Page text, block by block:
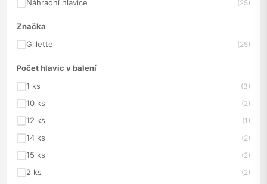
Náhradní hlavice
(25)
Značka
Gillette
(25)
Počet hlavic v balení
1 ks
(3)
10 ks (2)
12 ks (1)
14 ks (2)
15 ks (2)
2 ks (2)